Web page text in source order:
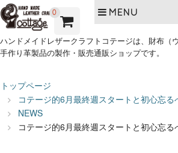
0 MENU
ハンドメイドレザークラフトコテージは、財布（
手作り革製品の製作・販売通販ショップです。
トップページ
コテージ的6月最終週スタートと初心忘る
NEWS
コテージ的6月最終週スタートと初心忘る